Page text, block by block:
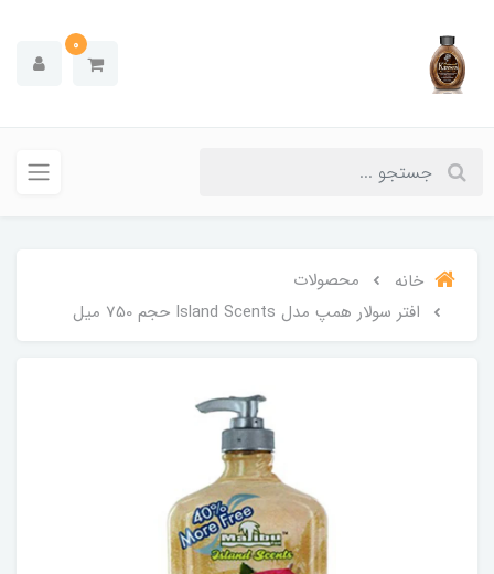
0
خانه
محصولات
افتر سولار همپ مدل Island Scents حجم 750 میل